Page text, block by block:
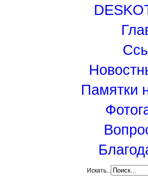
Памятки
Искать...